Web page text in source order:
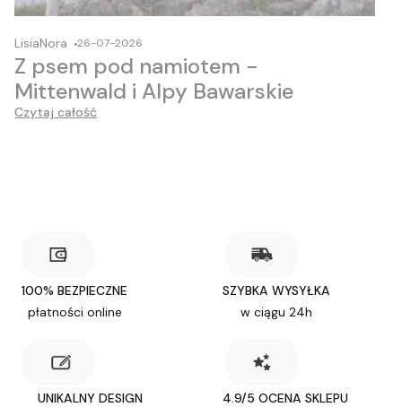
LisiaNora 26-07-2026
Z psem pod namiotem -
Mittenwald i Alpy Bawarskie
Czytaj całość
100% BEZPIECZNE
płatności online
SZYBKA WYSYŁKA
w ciągu 24h
UNIKALNY DESIGN
4.9/5 OCENA SKLEPU